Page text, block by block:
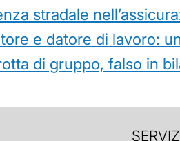
stradale
e datore di lavoro:
di gruppo, falso in